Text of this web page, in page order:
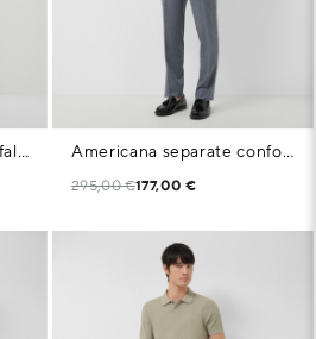
Traje half canvas slim fit falso liso visón oscuro Americana separate confort falso liso azul tinta
295,00 €177,00 €